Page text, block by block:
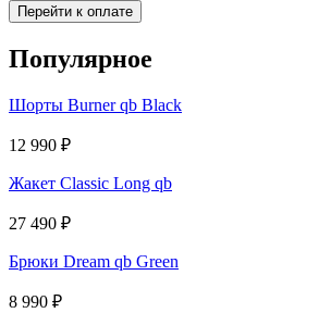
Перейти к оплате
Популярное
Шорты Burner qb Black
12 990 ₽
Жакет Classic Long qb
27 490 ₽
Брюки Dream qb Green
8 990 ₽